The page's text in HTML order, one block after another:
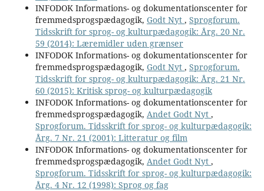
INFODOK Informations- og dokumentationscenter for
fremmedsprogspædagogik, Godt Nyt , Sprogforum.
Tidsskrift for sprog- og kulturpædagogik: Årg. 20 Nr.
59 (2014): Læremidler uden grænser
INFODOK Informations- og dokumentationscenter for
fremmedsprogspædagogik, Godt Nyt , Sprogforum.
Tidsskrift for sprog- og kulturpædagogik: Årg. 21 Nr.
60 (2015): Kritisk sprog- og kulturpædagogik
INFODOK Informations- og dokumentationscenter for
fremmedsprogspædagogik, Andet Godt Nyt ,
Sprogforum. Tidsskrift for sprog- og kulturpædagogik:
Årg. 7 Nr. 21 (2001): Litteratur og film
INFODOK Informations- og dokumentationscenter for
fremmedsprogspædagogik, Andet Godt Nyt ,
Sprogforum. Tidsskrift for sprog- og kulturpædagogik:
Årg. 4 Nr. 12 (1998): Sprog og fag